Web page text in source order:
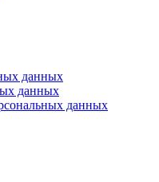
данных
данных
данных